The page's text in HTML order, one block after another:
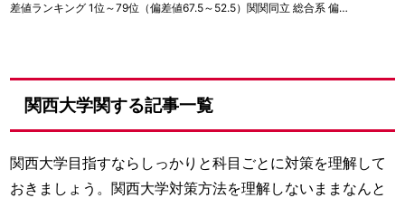
差値ランキング 1位～79位（偏差値67.5～52.5）関関同立 総合系 偏…
関西大学関する記事一覧
関西大学目指すならしっかりと科目ごとに対策を理解して
おきましょう。関西大学対策方法を理解しないままなんと